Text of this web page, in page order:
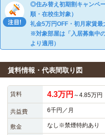
◎住み替え初期割キャンペ
順・在校生対象）
礼金5万円OFF・初月家賃
※対象部屋は「入居募集中
より適用）
賃料情報・代表間取り図
賃料 4.3万円 ～4.85万円
共益費 6千円／月
敷金 なし※禁煙特約あり